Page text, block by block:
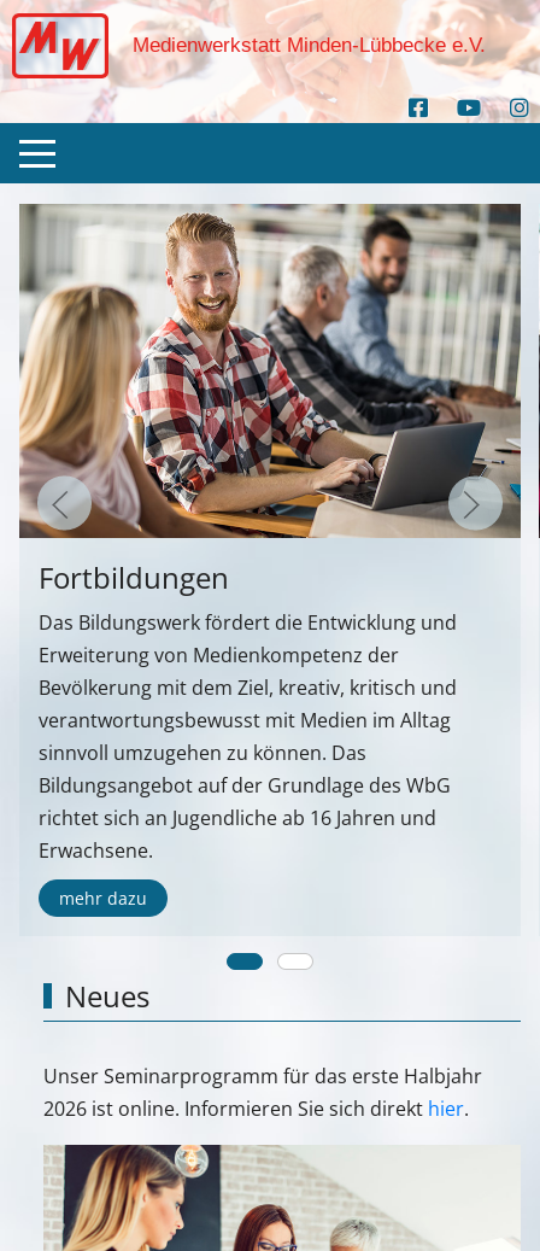
Medienwerkstatt Minden-Lübbecke e.V.
Fortbildungen
Das Bildungswerk fördert die Entwicklung und
Erweiterung von Medienkompetenz der
Bevölkerung mit dem Ziel, kreativ, kritisch und
verantwortungsbewusst mit Medien im Alltag
sinnvoll umzugehen zu können. Das
Bildungsangebot auf der Grundlage des WbG
richtet sich an Jugendliche ab 16 Jahren und
Erwachsene.
mehr dazu
Neues
Unser Seminarprogramm für das erste Halbjahr
2026 ist online. Informieren Sie sich direkt hier.